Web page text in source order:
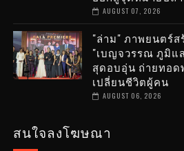
AUGUST 07, 2026
"ล่าม" ภาพยนตร์ส
"เบญจวรรณ ภูมิแ
สุดอบอุ่น ถ่ายทอด
เปลี่ยนชีวิตผู้คน
AUGUST 06, 2026
สนใจลงโฆษณา